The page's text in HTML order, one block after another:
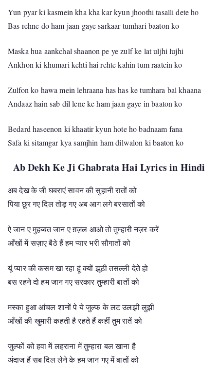
Yun pyar ki kasmein kha kha kar kyun jhoothi tasalli dete ho
Bas rehne do ham jaan gaye sarkaar tumhari baaton ko
Maska hua aankchal shaanon pe ye zulf ke lat uljhi lujhi
Ankhon ki khumari kehti hai rehte kahin tum raatein ko
Zulfon ko hawa mein lehraana has has ke tumhara bal khaana
Andaaz hain sab dil lene ke ham jaan gaye in baaton ko
Bedard haseenon ki khaatir kyun hote ho badnaam fana
Safa ki sitamgar kya samjhin ham dilwalon ki baaton ko
Ab Dekh Ke Ji Ghabrata Hai Lyrics in Hindi
अब देख के जी घबराएं सावन की सुहानी रातों को
पिया छूर गए दिल तोड़ गए अब आग लगे बरसातों को
ऐ जान ए मुहब्बत जान ए ग़ज़ल आओ तो तुम्हारी नज़र करें
आँखों में सज़ाए बैठे हैं हम प्यार भरी सौगातों को
यूं प्यार की कसम खा रहा हूं क्यों झूठी तसल्ली देते हो
बस रहने दो हम जान गए सरकार तुम्हारी बातों को
मस्का हुआ आंचल शानों पे ये जुल्फ के लट उलझी लुझी
आँखों की खुमारी कहती है रहते हैं कहीं तुम रातें को
जुल्फों को हवा में लहराना में तुम्हारा बल खाना है
अंदाज हैं सब दिल लेने के हम जान गए में बातों को